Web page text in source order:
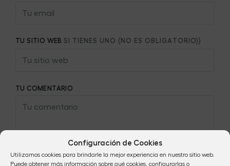
Configuración de Cookies
Utilizamos cookies para brindarle la mejor experiencia en nuestro sitio web.
Puede obtener más información sobre qué cookies, configurarlas o
TU SITIO WEB SI TIENES UNO (NO ES OBLIGATORIO))
TU COMENTARIO